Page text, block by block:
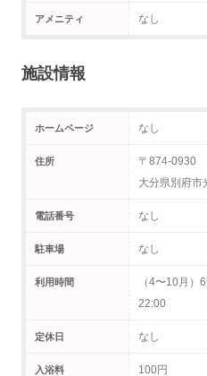
アメニティ なし
施設情報
ホームページ なし
住所
〒874-0930
大分県別府市
電話番号 なし
駐車場 なし
利用時間
（4〜10月
22:00
定休日 なし
入浴料 100円